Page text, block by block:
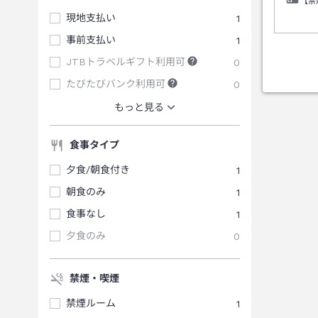
現地支払い
1
事前支払い
1
JTBトラベルギフト利用可
0
たびたびバンク利用可
0
もっと見る
食事タイプ
夕食/朝食付き
1
朝食のみ
1
食事なし
1
夕食のみ
0
禁煙・喫煙
禁煙ルーム
1